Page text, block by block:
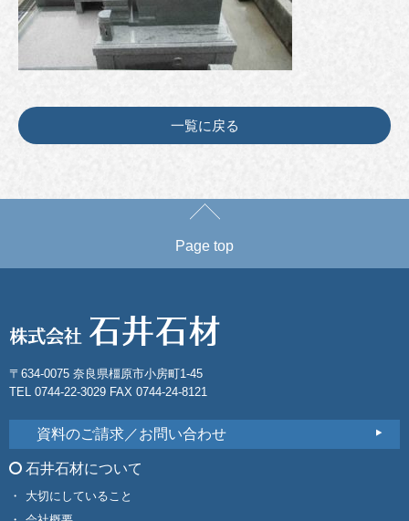
一覧に戻る
Page top
〒634-0075 奈良県橿原市小房町1-45
TEL 0744-22-3029 FAX 0744-24-8121
資料のご請求／お問い合わせ
石井石材について
大切にしていること